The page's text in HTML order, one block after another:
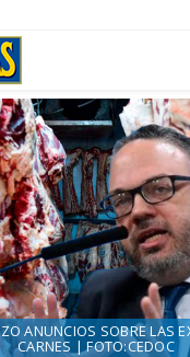
ANUNCIOS SOBRE LAS
CARNES | FOTO:CEDOC